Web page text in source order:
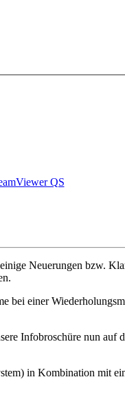
QS
Neuerungen bzw.
bei einer
Infobroschüre nun auf
in Kombination mit